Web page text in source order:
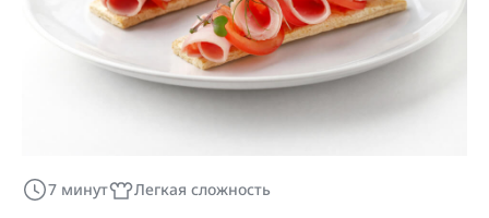
7 минут Легкая сложность